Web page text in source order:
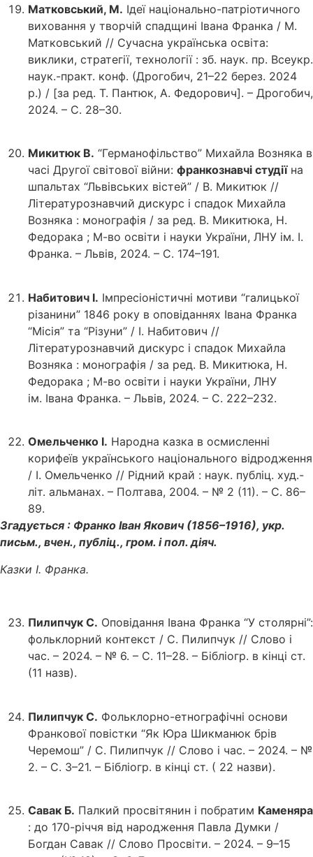
Матковський, М. Ідеї національно-патріотичного
виховання у творчій спадщині Івана Франка / М.
Матковський // Сучасна українська освіта:
виклики, стратегії, технології : зб. наук. пр. Всеукр.
наук.-практ. конф. (Дрогобич, 21–22 берез. 2024
р.) / [за ред. Т. Пантюк, А. Федорович]. – Дрогобич,
2024. – С. 28–30.
Микитюк В. “Германофільство” Михайла Возняка в
часі Другої світової війни: франкознавчі студіїна
шпальтах “Львівських вістей” / В. Микитюк //
Літературознавчий дискурс і спадок Михайла
Возняка : монографія / за ред. В. Микитюка, Н.
Федорака ; М-во освіти і науки України, ЛНУ ім. І.
Франка. – Львів, 2024. – С. 174–191.
Набитович І. Імпресіоністичні мотиви “галицької
різанини” 1846 року в оповіданнях Івана Франка
“Місія” та “Різуни” / І. Набитович //
Літературознавчий дискурс і спадок Михайла
Возняка : монографія / за ред. В. Микитюка, Н.
Федорака ; М-во освіти і науки України, ЛНУ
ім. Івана Франка. – Львів, 2024. – С. 222–232.
Омельченко І. Народна казка в осмисленні
корифеїв українського національного відродження
/ І. Омельченко // Рідний край : наук. публіц. худ.-
літ. альманах. – Полтава, 2004. – № 2 (11). – С. 86–
89.
Згадується : Франко Іван Якович (1856–1916), укр.
письм., вчен., публіц., гром. і пол. діяч.
Казки І. Франка.
Пилипчук С. Оповідання Івана Франка “У столярні”:
фольклорний контекст / С. Пилипчук // Слово і
час. – 2024. – № 6. – С. 11–28. – Бібліогр. в кінці ст.
(11 назв).
Пилипчук С. Фольклорно-етнографічні основи
Франкової повістки “Як Юра Шикманюк брів
Черемош” / С. Пилипчук // Слово і час. – 2024. – №
2. – С. 3–21. – Бібліогр. в кінці ст. ( 22 назви).
Савак Б. Палкий просвітянин і побратим Каменяра
: до 170-річчя від народження Павла Думки /
Богдан Савак // Слово Просвіти. – 2024. – 9–15